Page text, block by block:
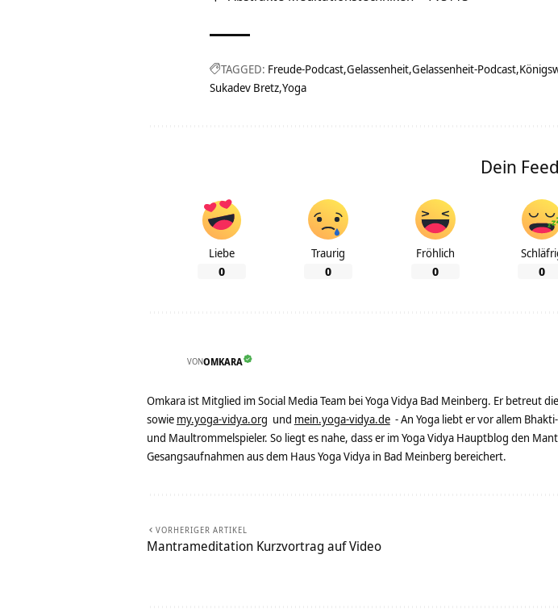
TAGGED: Freude-Podcast Gelassenheit Gelassenheit-Podcast
Sukadev Bretz Yoga
Dein
Liebe
0
Traurig
0
Fröhlich
0 0
VONOMKARA
Omkara ist Mitglied im Social Media Team bei Yoga Vidya Bad Meinberg. Er betreut
sowie my.yoga-vidya.org und mein.yoga-vidya.de - An Yoga liebt er vor allem
und Maultrommelspieler. So liegt es nahe, dass er im Yoga Vidya Hauptblog den
Gesangsaufnahmen aus dem Haus Yoga Vidya in Bad Meinberg bereichert.
VORHERIGER ARTIKEL
Mantrameditation Kurzvortrag auf Video